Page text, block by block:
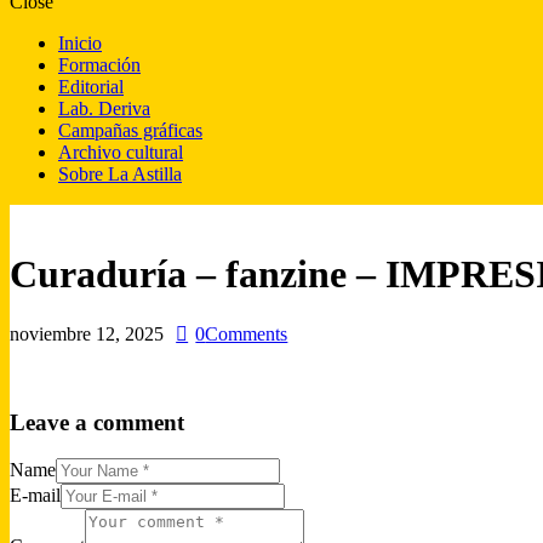
Inicio
Formación
Editorial
Lab. Deriva
Campañas gráficas
Archivo cultural
Sobre La Astilla
Curaduría – fanzine –
noviembre 12, 2025 0Comments
Leave a comment
Name
E-mail